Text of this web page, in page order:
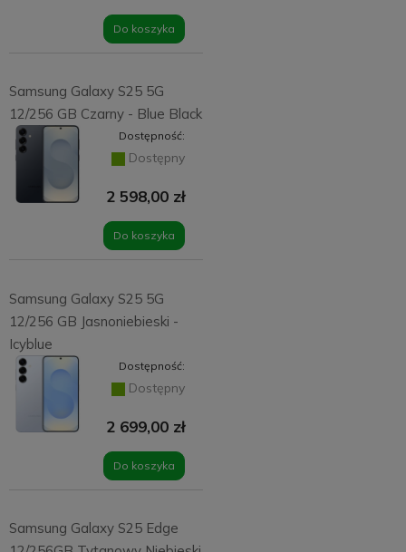
Do koszyka
Samsung Galaxy S25 5G
12/256 GB Czarny - Blue Black
Dostępność:
Dostępny
2 598,00 zł
Do koszyka
Samsung Galaxy S25 5G
12/256 GB Jasnoniebieski -
Icyblue
Dostępność:
Dostępny
2 699,00 zł
Do koszyka
Samsung Galaxy S25 Edge